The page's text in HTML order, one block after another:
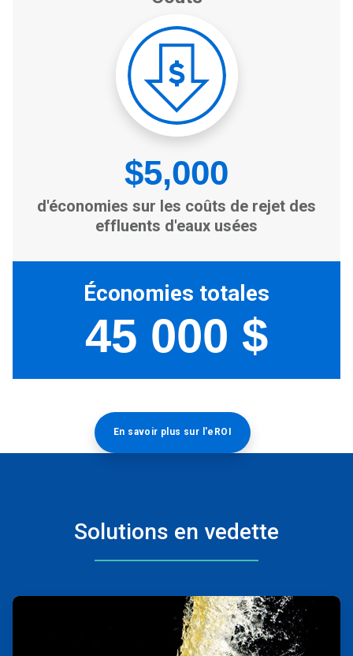
En savoir plus sur l'eROI
Solutions en vedette
ArticleTile